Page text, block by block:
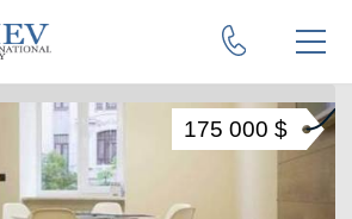
175 000 $